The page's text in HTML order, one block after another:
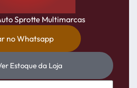
Sprotte Multimarcas
no Whatsapp
Estoque da Loja